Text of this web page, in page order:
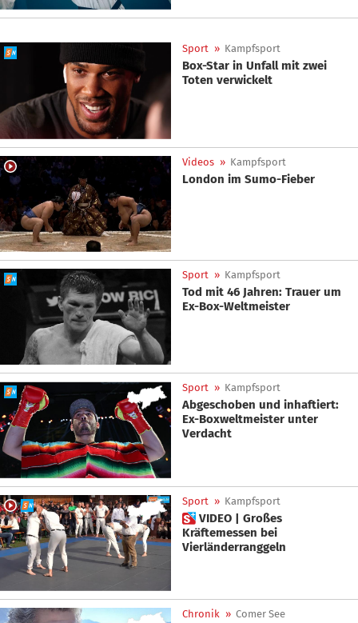
Sport » Kampfsport
Box-Star in Unfall mit zwei
Toten verwickelt
Videos » Kampfsport
London im Sumo-Fieber
Sport » Kampfsport
Tod mit 46 Jahren: Trauer um
Ex-Box-Weltmeister
Sport » Kampfsport
Abgeschoben und inhaftiert:
Ex-Boxweltmeister unter
Verdacht
Sport » Kampfsport
 VIDEO | Großes
Kräftemessen bei
Vierländerranggeln
Chronik » Comer See